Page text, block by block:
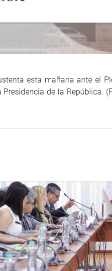
esta mañana ante el
de la República.